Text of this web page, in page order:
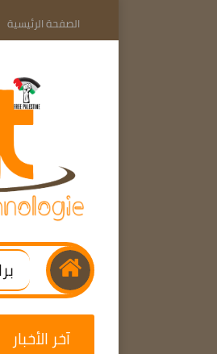
الصفحة الرئيسية
آخر الأخبار